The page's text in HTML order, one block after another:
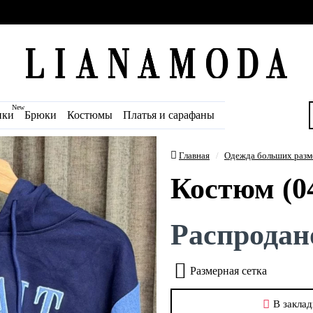
New
Брюки Костюмы Платья и сарафаны
Главная Одежда больших
Костюм
В
Размерная сетка